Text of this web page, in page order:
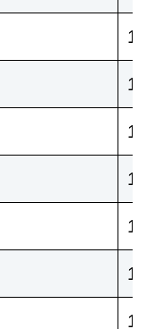
1
1
1
1
1
1